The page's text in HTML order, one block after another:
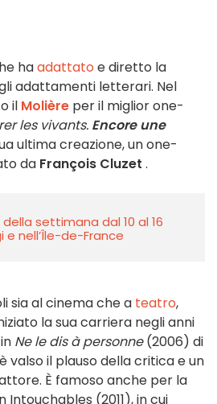
haadattato e diretto la
adattamenti letterari. Nel
il Molière per il miglior one-
les vivants. Encore une
ultima creazione, un one-
da François Cluzet .
settimana dal 10 al 16
e nell’Île-de-France
sia al cinema che a teatro,
la sua carriera negli anni
Ne le dis à personne(2006) di
valso il plauso della critica e un
È famoso anche per la
(2011), in cui